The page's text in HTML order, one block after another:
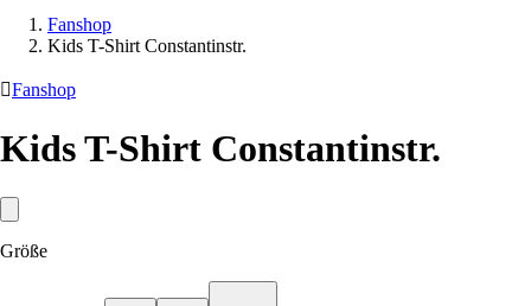
Fanshop
Kids T-Shirt Constantinstr.
Fanshop
Kids T-Shirt Constantinstr.
Größe